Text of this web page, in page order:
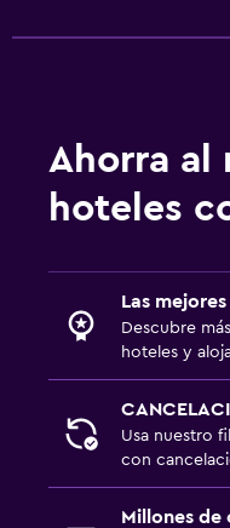
Ahorra al
hoteles
Las
Descubre
hoteles y
Usa nuestro
con
Millones de